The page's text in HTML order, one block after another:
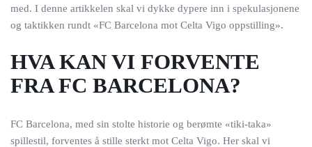
med. I denne artikkelen skal vi dykke dypere inn i spekulasjonene
og taktikken rundt «FC Barcelona mot Celta Vigo oppstilling».
HVA KAN VI FORVENTE
FRA FC BARCELONA?
FC Barcelona, med sin stolte historie og berømte «tiki-taka»
spillestil, forventes å stille sterkt mot Celta Vigo. Her skal vi